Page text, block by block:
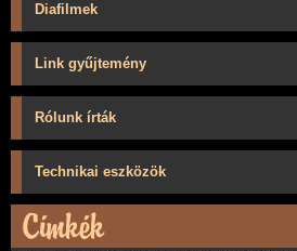
Diafilmek
Link gyűjtemény
Rólunk írták
Technikai eszközök